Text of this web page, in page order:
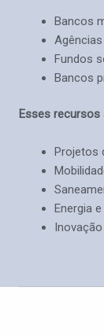
Bancos
Fundos
Bancos
Esses recursos
Projetos
Energia